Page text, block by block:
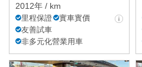
2012年 / km
里程保證
實車實價
友善試車
非多元化營業用車